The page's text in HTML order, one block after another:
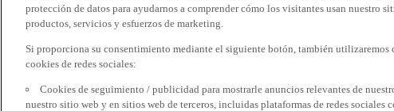
protección de datos para ayudarnos a comprender cómo los visitantes usan nuestro
productos, servicios y esfuerzos de marketing.
Si proporciona su consentimiento mediante el siguiente botón, también
cookies de redes sociales:
Cookies de seguimiento / publicidad para mostrarle anuncios relevantes de
nuestro sitio web y en sitios web de terceros, incluidas plataformas de redes sociales